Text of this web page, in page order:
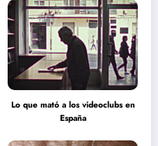
Lo que mató a los videoclubs en
España